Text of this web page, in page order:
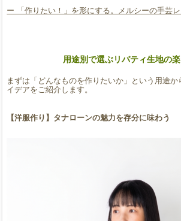
ー 「作りたい！」を形にする。メルシーの手芸
用途別で選ぶリバティ生地の
まずは「どんなものを作りたいか」という用途
イデアをご紹介します。
【洋服作り】タナローンの魅力を存分に味わう